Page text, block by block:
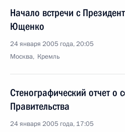
Начало встречи с
Ющенко
24 января 2005 года, 20:05
Москва, Кремль
Стенографический отчет о
Правительства
24 января 2005 года, 17:05